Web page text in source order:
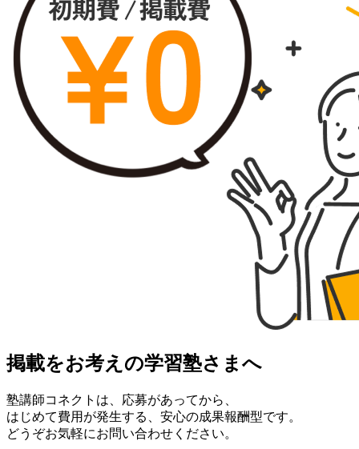
掲載をお考えの学習塾さまへ
塾講師コネクトは、応募があってから、
はじめて費用が発生する、安心の成果報酬型です。
どうぞお気軽にお問い合わせください。